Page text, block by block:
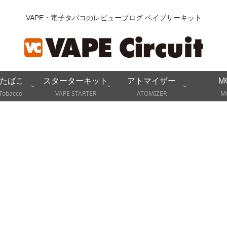
VAPE・電子タバコのレビューブログ ベイプサーキット
ばこ
スターターキット
VAPE STARTER
アトマイザー
ATOMIZER